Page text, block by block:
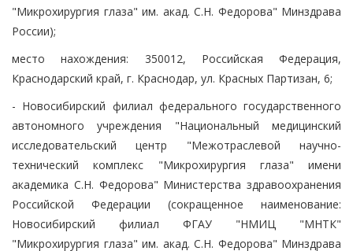
"Микрохирургия глаза" им. акад. С.Н. Федорова" Минздрава
России);
место нахождения: 350012, Российская Федерация,
Краснодарский край, г. Краснодар, ул. Красных Партизан, 6;
- Новосибирский филиал федерального государственного
автономного учреждения "Национальный медицинский
исследовательский центр "Межотраслевой научно-
технический комплекс "Микрохирургия глаза" имени
академика С.Н. Федорова" Министерства здравоохранения
Российской Федерации (сокращенное наименование:
Новосибирский филиал ФГАУ "НМИЦ "МНТК"
"Микрохирургия глаза" им. акад. С.Н. Федорова" Минздрава